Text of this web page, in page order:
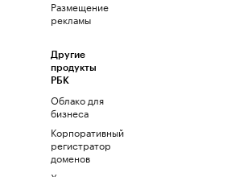
Размещение
рекламы
Другие
продукты
РБК
Облако для
бизнеса
Корпоративный
регистратор
доменов